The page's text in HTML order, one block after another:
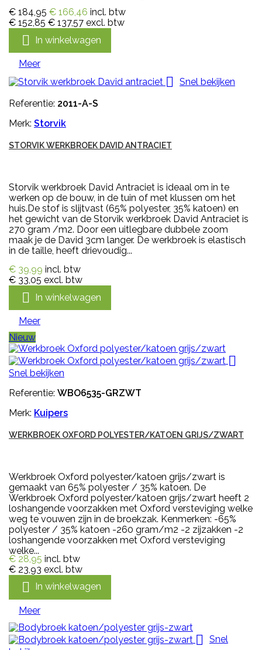
€ 184,95 € 166,46 incl. btw
€ 152,85 € 137,57 excl. btw
 In winkelwagen
Meer

Snel bekijken
Referentie: 2011-A-S
Merk: Storvik
STORVIK WERKBROEK DAVID ANTRACIET
Storvik werkbroek David Antraciet is ideaal om in te
werken op de bouw, in de tuin of met klussen om het
huis.De stof is slijtvast (65% polyester, 35% katoen) en
het gewicht van de Storvik werkbroek David Antraciet is
270 gram /m2. Door een uitlegbare dubbele zoom
maak je de David 3cm langer. De werkbroek is elastisch
in de taille, heeft drievoudig...
€ 39,99 incl. btw
€ 33,05 excl. btw
 In winkelwagen
Meer
Nieuw

Snel bekijken
Referentie: WBO6535-GRZWT
Merk: Kuipers
WERKBROEK OXFORD POLYESTER/KATOEN GRIJS/ZWART
Werkbroek Oxford polyester/katoen grijs/zwart is
gemaakt van 65% polyester / 35% katoen. De
Werkbroek Oxford polyester/katoen grijs/zwart heeft 2
loshangende voorzakken met Oxford versteviging welke
weg te vouwen zijn in de broekzak. Kenmerken: -65%
polyester / 35% katoen -260 gram/m2 -2 zijzakken -2
loshangende voorzakken met Oxford versteviging
welke...
€ 28,95 incl. btw
€ 23,93 excl. btw
 In winkelwagen
Meer

Snel